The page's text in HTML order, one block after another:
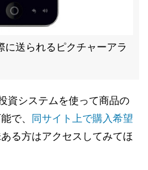
送られるピクチャーアラ
資システムを使って商品の
で、 同サイト上で購入希望
る方はアクセスしてみてほ